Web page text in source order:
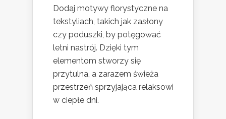
Dodaj motywy florystyczne na
tekstyliach, takich jak zasłony
czy poduszki, by potęgować
letni nastrój. Dzięki tym
elementom stworzy się
przytulna, a zarazem świeża
przestrzeń sprzyjająca relaksowi
w ciepłe dni.